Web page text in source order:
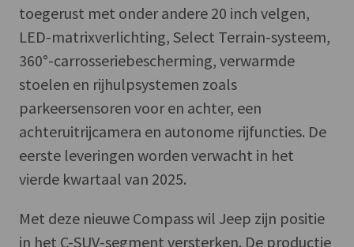
toegerust met onder andere 20 inch velgen,
LED-matrixverlichting, Select Terrain-systeem,
360°-carrosseriebescherming, verwarmde
stoelen en rijhulpsystemen zoals
parkeersensoren voor en achter, een
achteruitrijcamera en autonome rijfuncties. De
eerste leveringen worden verwacht in het
vierde kwartaal van 2025.
Met deze nieuwe Compass wil Jeep zijn positie
in het C-SUV-segment versterken. De productie